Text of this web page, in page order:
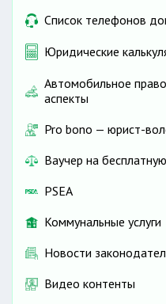
Список телефонов
Юридические
Автомобильное
аспекты
Pro bono — юрист-
Ваучер на
PSEA
Коммунальные услуги
Новости
Видео контенты